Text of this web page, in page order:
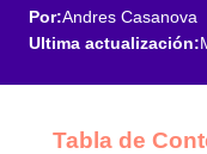
Por:Andres Casanova
Ultima actualización:
Tabla de